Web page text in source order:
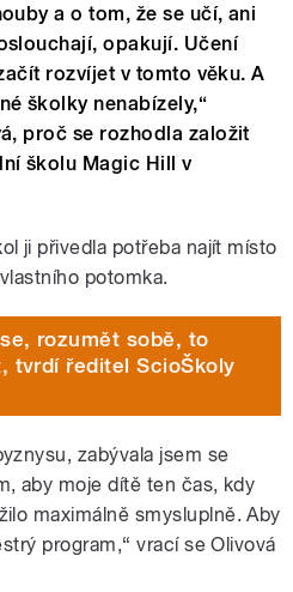
a o tom, že se učí, ani
opakují. Učení
rozvíjet v tomto věku. A
školky nenabízely,“
proč se rozhodla založit
školu Magic Hill v
ji přivedla potřeba najít místo
potomka.
rozumět sobě, to
tvrdí ředitel ScioŠkoly
zabývala jsem se
aby moje dítě ten čas, kdy
maximálně smysluplně. Aby
program,“ vrací se Olivová